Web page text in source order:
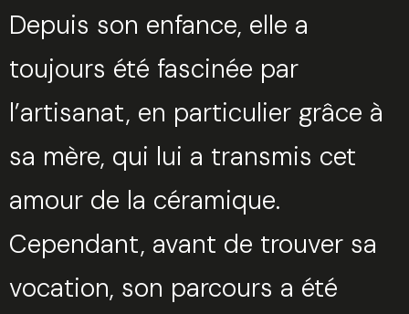
Depuis son enfance, elle a
toujours été fascinée par
l’artisanat, en particulier grâce à
sa mère, qui lui a transmis cet
amour de la céramique.
Cependant, avant de trouver sa
vocation, son parcours a été